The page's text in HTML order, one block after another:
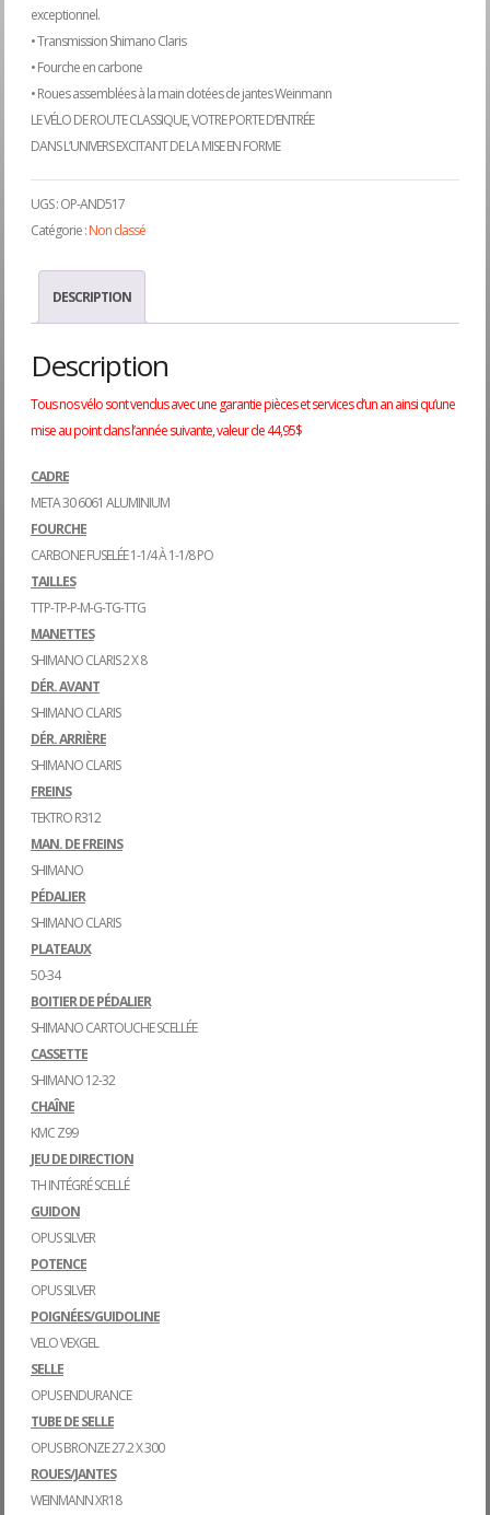
exceptionnel.
• Transmission Shimano Claris
• Fourche en carbone
• Roues assemblées à la main dotées de jantes Weinmann
LE VÉLO DE ROUTE CLASSIQUE, VOTRE PORTE D’ENTRÉE
DANS L’UNIVERS EXCITANT DE LA MISE EN FORME
UGS :OP-AND517
Catégorie :Non classé
DESCRIPTION
Description
Tous nos vélo sont vendus avec une garantie pièces et services d’un an ainsi qu’une
mise au point dans l’année suivante, valeur de 44,95$
CADRE
META 30 6061 ALUMINIUM
FOURCHE
CARBONE FUSELÉE 1-1/4 À 1-1/8 PO
TAILLES
TTP-TP-P-M-G-TG-TTG
MANETTES
SHIMANO CLARIS 2 X 8
DÉR. AVANT
SHIMANO CLARIS
DÉR. ARRIÈRE
SHIMANO CLARIS
FREINS
TEKTRO R312
MAN. DE FREINS
SHIMANO
PÉDALIER
SHIMANO CLARIS
PLATEAUX
50-34
BOITIER DE PÉDALIER
SHIMANO CARTOUCHE SCELLÉE
CASSETTE
SHIMANO 12-32
CHAÎNE
KMC Z99
JEU DE DIRECTION
TH INTÉGRÉ SCELLÉ
GUIDON
OPUS SILVER
POTENCE
OPUS SILVER
POIGNÉES/GUIDOLINE
VELO VEXGEL
SELLE
OPUS ENDURANCE
TUBE DE SELLE
OPUS BRONZE 27.2 X 300
ROUES/JANTES
WEINMANN XR18